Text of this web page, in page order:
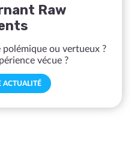
Raw
ou vertueux ?
vécue ?
ACTUALITÉ